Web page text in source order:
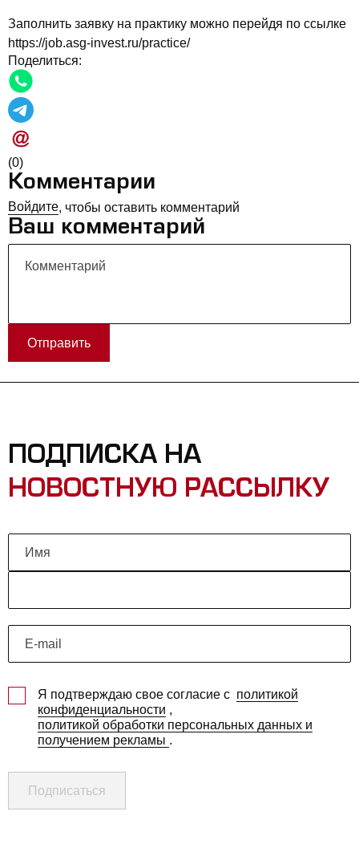
Заполнить заявку на практику можно перейдя по ссылке
https://job.asg-invest.ru/practice/
Поделиться:
(0)
Комментарии
Войдите, чтобы оставить комментарий
Ваш комментарий
Отправить
ПОДПИСКА НА
НОВОСТНУЮ РАССЫЛКУ
Я подтверждаю свое согласие с политикой
конфиденциальности ,
политикой обработки персональных данных и
получением рекламы .
Подписаться